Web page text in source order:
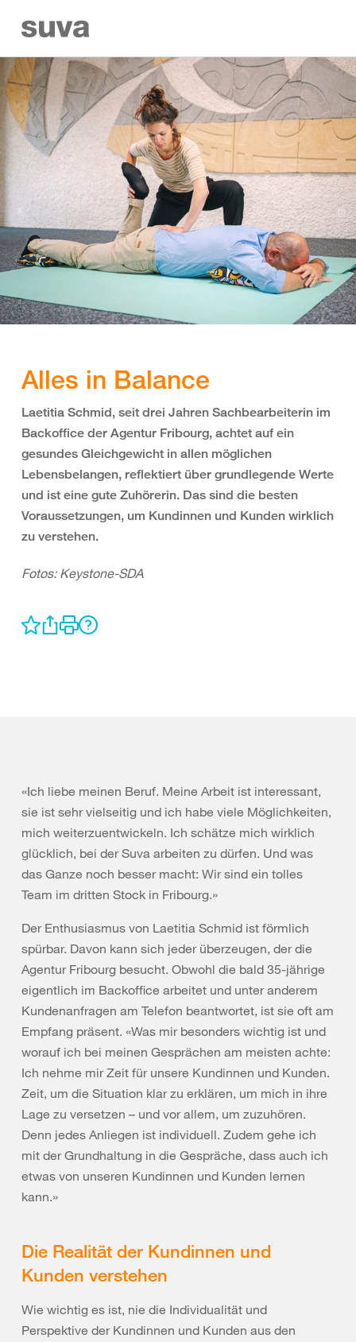
Alles in Balance
Laetitia Schmid, seit drei Jahren Sachbearbeiterin im
Backoffice der Agentur Fribourg, achtet auf ein
gesundes Gleichgewicht in allen möglichen
Lebensbelangen, reflektiert über grundlegende Werte
und ist eine gute Zuhörerin. Das sind die besten
Voraussetzungen, um Kundinnen und Kunden wirklich
zu verstehen.
Fotos: Keystone-SDA
«Ich liebe meinen Beruf. Meine Arbeit ist interessant,
sie ist sehr vielseitig und ich habe viele Möglichkeiten,
mich weiterzuentwickeln. Ich schätze mich wirklich
glücklich, bei der Suva arbeiten zu dürfen. Und was
das Ganze noch besser macht: Wir sind ein tolles
Team im dritten Stock in Fribourg.»
Der Enthusiasmus von Laetitia Schmid ist förmlich
spürbar. Davon kann sich jeder überzeugen, der die
Agentur Fribourg besucht. Obwohl die bald 35-jährige
eigentlich im Backoffice arbeitet und unter anderem
Kundenanfragen am Telefon beantwortet, ist sie oft am
Empfang präsent. «Was mir besonders wichtig ist und
worauf ich bei meinen Gesprächen am meisten achte:
Ich nehme mir Zeit für unsere Kundinnen und Kunden.
Zeit, um die Situation klar zu erklären, um mich in ihre
Lage zu versetzen – und vor allem, um zuzuhören.
Denn jedes Anliegen ist individuell. Zudem gehe ich
mit der Grundhaltung in die Gespräche, dass auch ich
etwas von unseren Kundinnen und Kunden lernen
kann.»
Die Realität der Kundinnen und
Kunden verstehen
Wie wichtig es ist, nie die Individualität und
Perspektive der Kundinnen und Kunden aus den